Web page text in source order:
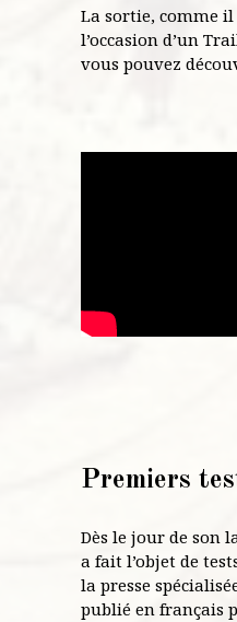
La sortie, comme il
l’occasion d’un
vous pouvez
Premiers
Dès le jour de son
a fait l’objet de
la presse
publié en français